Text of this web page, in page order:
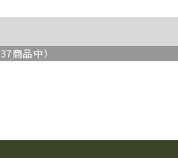
37商品中）